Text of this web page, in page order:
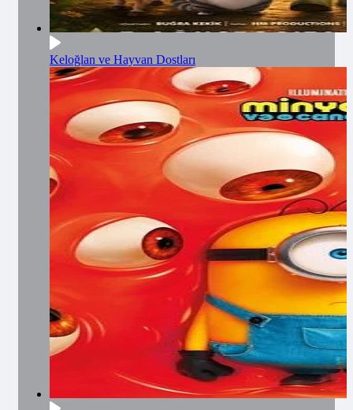
Keloğlan ve Hayvan Dostları